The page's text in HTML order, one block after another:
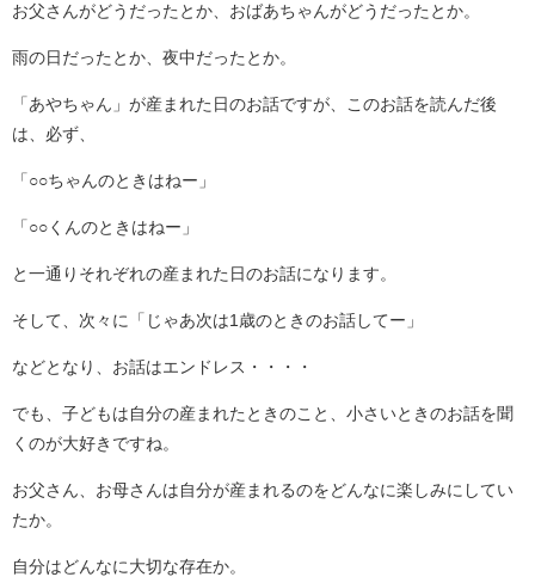
お父さんがどうだったとか、おばあちゃんがどうだったとか。
雨の日だったとか、夜中だったとか。
「あやちゃん」が産まれた日のお話ですが、このお話を読んだ後
は、必ず、
「○○ちゃんのときはねー」
「○○くんのときはねー」
と一通りそれぞれの産まれた日のお話になります。
そして、次々に「じゃあ次は1歳のときのお話してー」
などとなり、お話はエンドレス・・・・
でも、子どもは自分の産まれたときのこと、小さいときのお話を聞
くのが大好きですね。
お父さん、お母さんは自分が産まれるのをどんなに楽しみにしてい
たか。
自分はどんなに大切な存在か。